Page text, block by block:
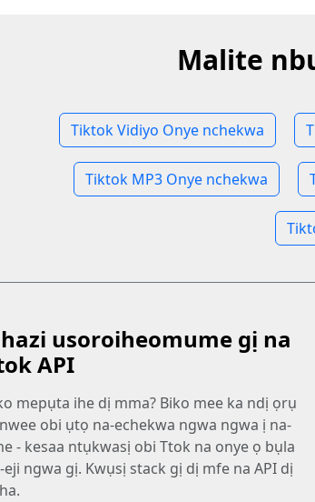
Malite
Tiktok Vidiyo Onye nchekwa
Tiktok MP3 Onye nchekwa
usoroiheomume gị na
API
mepụta ihe dị mma? Biko mee ka ndị ọrụ
obi ụtọ na-echekwa ngwa ngwa ị na-
- kesaa ntụkwasị obi Ttok na onye ọ bụla
eji ngwa gị. Kwụsị stack gị dị mfe na API dị